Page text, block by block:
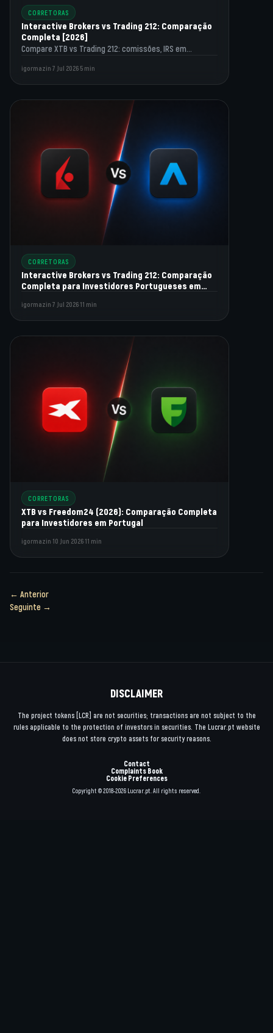
CORRETORAS
Interactive Brokers vs Trading 212: Comparação
Completa [2026]
Compare XTB vs Trading 212: comissões, IRS em
melhores funcionalidades…
igormazin 7 Jul 2026 5 min
CORRETORAS
Interactive Brokers vs Trading 212: Comparação
Completa para Investidores Portugueses em
igormazin 7 Jul 202611 min
CORRETORAS
XTB vs Freedom24 (2026): Comparação Completa
para Investidores em Portugal
igormazin 10 Jun 202611 min
← Anterior
Seguinte →
DISCLAIMER
The project tokens [LCR] are not securities; transactions are not subject to the
rules applicable to the protection of investors in securities. The Lucrar.pt website
does not store crypto assets for security reasons.
Contact
Complaints Book
Cookie Preferences
Copyright © 2018-2026 Lucrar.pt. All rights reserved.